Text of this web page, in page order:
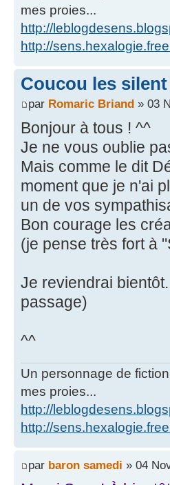
mes proies...
http://
http://
Coucou les
par Romaric Briand » 03
Bonjour à tous ! ^^
Je ne vous oublie
Mais comme le dit
moment que je n'ai
un de vos
Bon courage les
(je pense très fort à
Je reviendrai
passage)
^^
Un personnage de
mes proies...
http://
http://
par baron samedi » 04